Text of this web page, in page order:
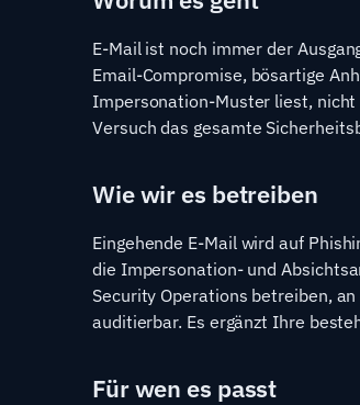
E-Mail ist noch immer der
Email-Compromise, bösartige
Impersonation-Muster liest, nicht
Versuch das gesamte
Wie wir es betreiben
Eingehende E-Mail wird auf
die Impersonation- und
Security Operations betreiben,
auditierbar. Es ergänzt Ihre
Für wen es passt